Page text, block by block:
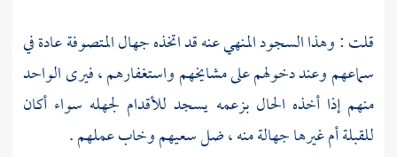
قلت : وهذا السجود المنهي عنه قد اتخذه جهالالمتصوفةعادة في
سماعهم وعند دخولهم على مشايخهم واستغفارهم ، فيرى الواحد
منهم إذا أخذه الحال بزعمه يسجد للأقدام لجهله سواء أكان
للقبلة أم غيرها جهالة منه ، ضل سعيهم وخاب عملهم .